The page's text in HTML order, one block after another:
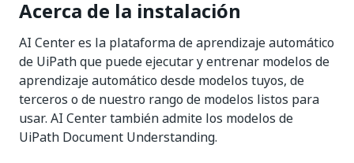
Acerca de la instalación
AI Center es la plataforma de aprendizaje automático
de UiPath que puede ejecutar y entrenar modelos de
aprendizaje automático desde modelos tuyos, de
terceros o de nuestro rango de modelos listos para
usar. AI Center también admite los modelos de
UiPath Document Understanding.